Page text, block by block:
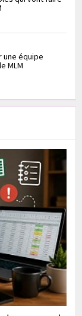
une équipe
MLM